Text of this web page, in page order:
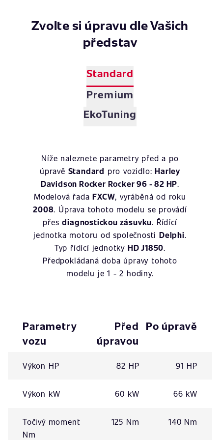
Zvolte si úpravu dle Vašich
představ
Standard
Premium
EkoTuning
Níže naleznete parametry před a po
úpravě Standard pro vozidlo:Harley
Davidson Rocker Rocker 96 - 82 HP.
Modelová řadaFXCW, vyráběná od roku
2008. Úprava tohoto modelu se provádí
přesdiagnostickou zásuvku. Řídící
jednotka motoru od společnostiDelphi.
Typ řídící jednotky HD J1850.
Předpokládaná doba úpravy tohoto
modelu je 1 - 2 hodiny.
Parametry
vozu
Před
úpravou
Po úpravě
Výkon HP 82 HP 91 HP
Výkon kW 60 kW 66 kW
Točivý moment
Nm
125 Nm 140 Nm